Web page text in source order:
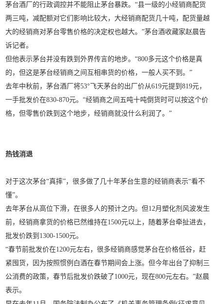
茅台酒厂的行政调控并不能阻止茅台暴跌。“县一级的小经销商配货
两三吨，减配额对它们影响比较大，大经销商配货几十吨，配货量越
大的经销商对茅台零售价格的决定权也越大。”茅台酒收藏家赵晨告
诉记者。
但他表示茅台并没有跌到外界传言的地步。“800多元这个价格是真
的，但这是茅台经销商之间互相串货的价格，一般人买不到。”
去年中秋前，茅台酒厂将53°飞天茅台的出厂价从619元提到819元，
一手批发价在830-870元。“经销商之间五吨十吨倒货时可以按这个价
格，但零售价跌到这个地步，经销商就没什么利润了。”
热钱消退
对于这次茅台“真摔”，很多做了几十年茅台生意的经销商表示“看不
懂”。
去年茅台从高位下滑，在很多人的预计之内。但12月塑化剂风波发生
前，经销商拿货的价格已然维持在1500元以上，随着茅台牵扯进去，
批发价跌到1300-1500元。
“春节前批发价在1200元左右，很多经销商感觉茅台在价格低谷，赶
紧囤货，因为按照惯例白酒在春节期间会上涨。但今年出台了抑制三
公消费的政策，春节后批发价跌破了1000元，现在800元左右。”赵晨
表示。